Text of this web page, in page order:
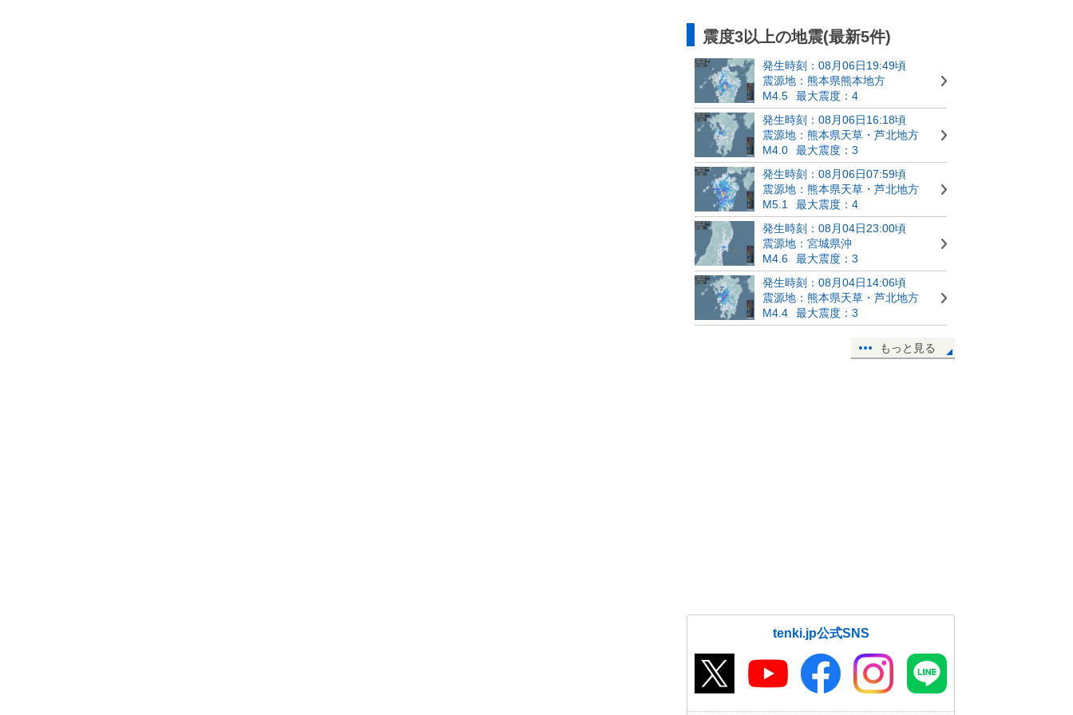
震度3以上の地震(最新5件)
発生時刻：08月06日19:49頃
震源地：熊本県熊本地方
M4.5
最大震度：4
発生時刻：08月06日16:18頃
震源地：熊本県天草・芦北地方
M4.0
最大震度：3
発生時刻：08月06日07:59頃
震源地：熊本県天草・芦北地方
M5.1
最大震度：4
発生時刻：08月04日23:00頃
震源地：宮城県沖
M4.6
最大震度：3
発生時刻：08月04日14:06頃
震源地：熊本県天草・芦北地方
M4.4
最大震度：3
もっと見る
tenki.jp公式SNS